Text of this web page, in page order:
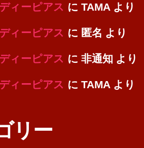
ィーピアス にTAMA より
ィーピアス に 匿名 より
ィーピアス に非通知 より
ィーピアス にTAMA より
リー